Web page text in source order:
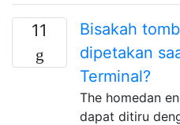
11
Bisakah
dipetakan
Terminal?
The homedan
dapat ditiru